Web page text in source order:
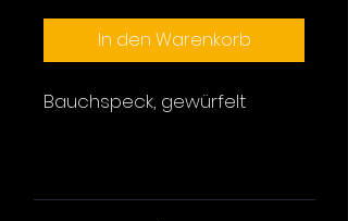
In den Warenkorb
Bauchspeck, gewürfelt